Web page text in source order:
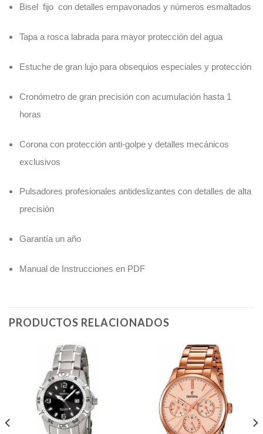
Bisel fijo con detalles empavonados y números esmaltados
Tapa a rosca labrada para mayor protección del agua
Estuche de gran lujo para obsequios especiales y protección
Cronómetro de gran precisión con acumulación hasta 1
horas
Corona con protección anti-golpe y detalles mecánicos
exclusivos
Pulsadores profesionales antideslizantes con detalles de alta
precisión
Garantía un año
Manual de Instrucciones en PDF
PRODUCTOS RELACIONADOS